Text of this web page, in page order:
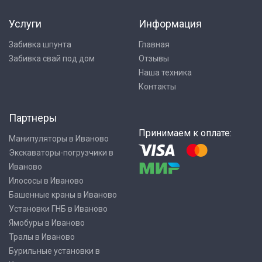
Услуги
Забивка шпунта
Забивка свай под дом
Информация
Главная
Отзывы
Наша техника
Контакты
Партнеры
Манипуляторы в Иваново
Экскаваторы-погрузчики в
Иваново
Илососы в Иваново
Башенные краны в Иваново
Установки ГНБ в Иваново
Ямобуры в Иваново
Тралы в Иваново
Бурильные установки в
Принимаем к оплате: